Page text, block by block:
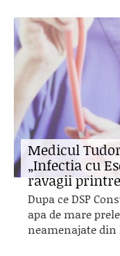
Medicul
„Infectia cu
ravagii
Dupa ce DSP
apa de mare
neamenajate